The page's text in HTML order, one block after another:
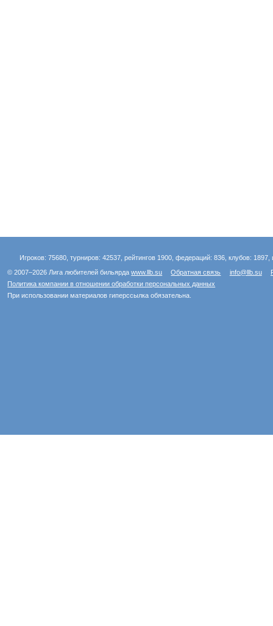
Игроков: 75680, турниров: 42537, рейтингов 1900, федераций: 836, клубов:
© 2007–2026 Лига любителей бильярдаwww.llb.su Обратная связь info@llb.su
Политика компании в отношении обработки персональных данных
При использовании материалов гиперссылка обязательна.